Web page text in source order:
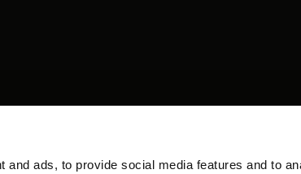
and ads, to provide social media features and to